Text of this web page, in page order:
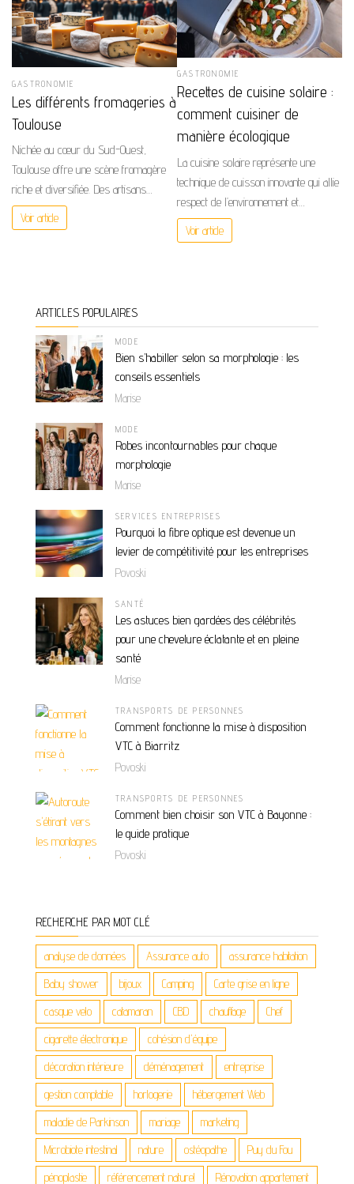
GASTRONOMIE
Les différents fromageries à
Toulouse
Nichée au cœur du Sud-Ouest,
Toulouse offre une scène fromagère
riche et diversifiée. Des artisans…
Voir article
GASTRONOMIE
Recettes de cuisine solaire :
comment cuisiner de
manière écologique
La cuisine solaire représente une
technique de cuisson innovante qui allie
respect de l’environnement et…
Voir article
ARTICLES POPULAIRES
MODE
Bien s’habiller selon sa morphologie : les
conseils essentiels
Marise
MODE
Robes incontournables pour chaque
morphologie
Marise
SERVICES ENTREPRISES
Pourquoi la fibre optique est devenue un
levier de compétitivité pour les entreprises
Povoski
SANTÉ
Les astuces bien gardées des célébrités
pour une chevelure éclatante et en pleine
santé
Marise
TRANSPORTS DE PERSONNES
Comment fonctionne la mise à disposition
VTC à Biarritz
Povoski
TRANSPORTS DE PERSONNES
Comment bien choisir son VTC à Bayonne :
le guide pratique
Povoski
RECHERCHE PAR MOT CLÉ
analyse de données Assurance auto assurance habitation
Baby shower bijoux Camping Carte grise en ligne
casque velo catamaran CBD chauffage Chef
cigarette électronique cohésion d'équipe
décoration intérieure déménagement entreprise
gestion comptable horlogerie hébergement Web
maladie de Parkinson mariage marketing
Microbiote intestinal nature ostéopathe Puy du Fou
pénoplastie référencement naturel Rénovation appartement